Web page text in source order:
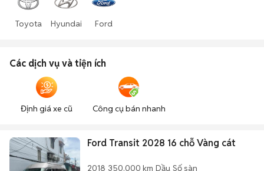
Toyota Hyundai Ford
Các dịch vụ và tiện ích
Định giá xe cũ Công cụ bán nhanh
Ford Transit 2028 16 chỗ Vàng cát
2018 350.000 km Dầu Số sàn